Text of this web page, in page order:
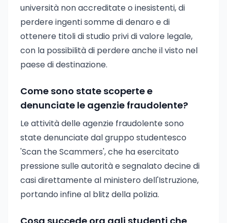
università non accreditate o inesistenti, di
perdere ingenti somme di denaro e di
ottenere titoli di studio privi di valore legale,
con la possibilità di perdere anche il visto nel
paese di destinazione.
Come sono state scoperte e
denunciate le agenzie fraudolente?
Le attività delle agenzie fraudolente sono
state denunciate dal gruppo studentesco
'Scan the Scammers', che ha esercitato
pressione sulle autorità e segnalato decine di
casi direttamente al ministero dell'Istruzione,
portando infine al blitz della polizia.